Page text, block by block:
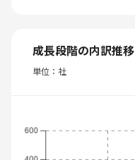
成長段階の内訳推移
単位：社